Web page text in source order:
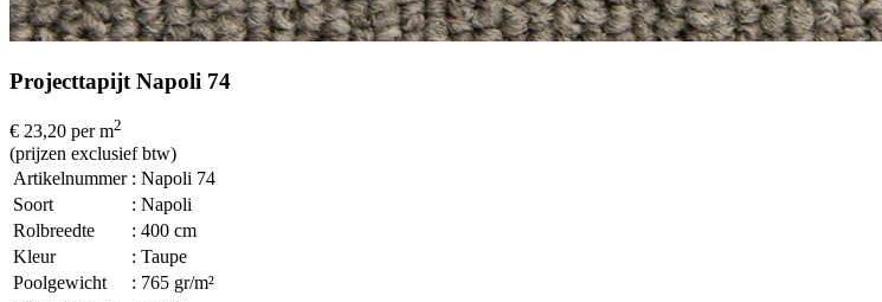
Projecttapijt Napoli 74
€ 23,20 per m2
(prijzen exclusief btw)
Artikelnummer : Napoli 74
Soort
: Napoli
Rolbreedte
: 400 cm
Kleur
: Taupe
Poolgewicht
: 765 gr/m²